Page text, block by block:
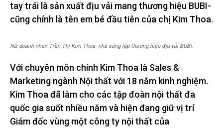
tay trái là sản xuất địu vải mang thương hiệu BUBI-
cũng chính là tên em bé đầu tiên của chị Kim Thoa.
Nữ doanh nhân Trần Thị Kim Thoa- nhà sáng lập thương hiệu địu vải BUBI.
Với chuyên môn chính Kim Thoa là Sales &
Marketing ngành Nội thất với 18 năm kinh nghiệm.
Kim Thoa đã làm cho các tập đoàn nội thất đa
quốc gia suốt nhiều năm và hiện đang giữ vị trí
Giám đốc vùng một công ty nội thất của